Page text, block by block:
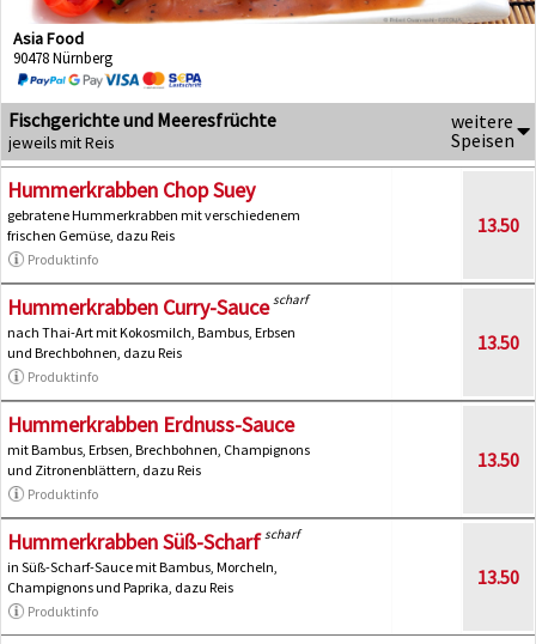
Asia Food
90478 Nürnberg
Fischgerichte und Meeresfrüchte
jeweils mit Reis
weitere
Speisen
Hummerkrabben Chop Suey
gebratene Hummerkrabben mit verschiedenem
frischen Gemüse, dazu Reis
Produktinfo
13.50
Hummerkrabben Curry-Sauce scharf
nach Thai-Art mit Kokosmilch, Bambus, Erbsen
und Brechbohnen, dazu Reis
Produktinfo
13.50
Hummerkrabben Erdnuss-Sauce
mit Bambus, Erbsen, Brechbohnen, Champignons
und Zitronenblättern, dazu Reis
Produktinfo
13.50
Hummerkrabben Süß-Scharf scharf
in Süß-Scharf-Sauce mit Bambus, Morcheln,
Champignons und Paprika, dazu Reis
Produktinfo
13.50